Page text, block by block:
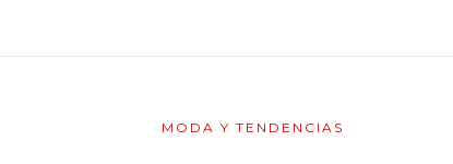
MODA Y TENDENCIAS